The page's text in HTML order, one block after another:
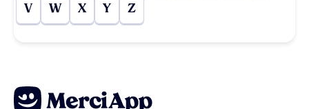
V W X Y Z